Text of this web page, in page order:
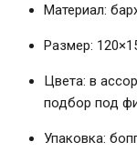
Материал:
Размер:
Цвета: в
подбор под
Упаковка: